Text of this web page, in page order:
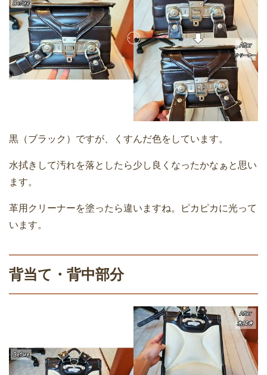
黒（ブラック）ですが、くすんだ色をしています。
水拭きして汚れを落としたら少し良くなったかなぁと思い
ます。
革用クリーナーを塗ったら違いますね。ピカピカに光って
います。
背当て・背中部分